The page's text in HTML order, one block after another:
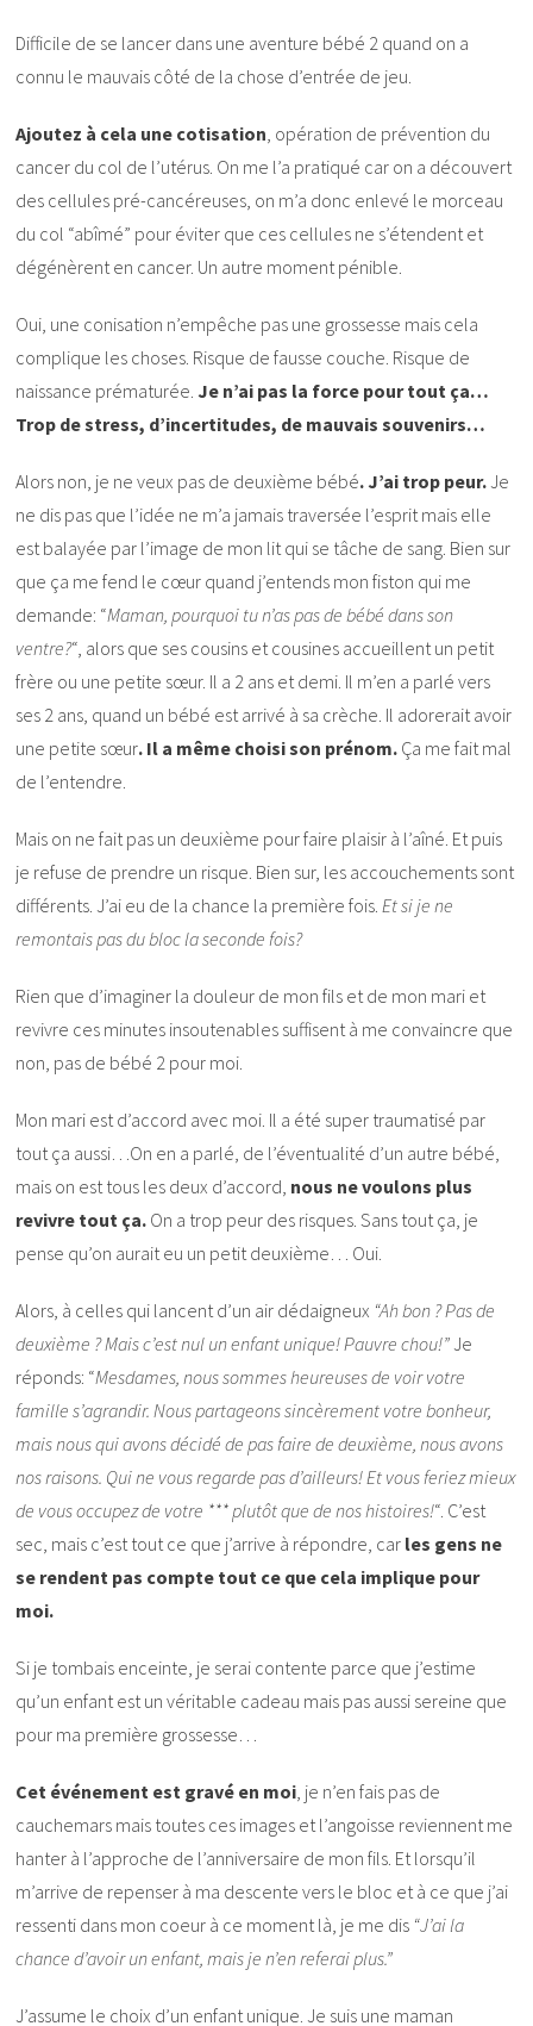
Difficile de se lancer dans une aventure bébé 2 quand on a
connu le mauvais côté de la chose d’entrée de jeu.
Ajoutez à cela une cotisation , opération de prévention du
cancer du col de l’utérus. On me l’a pratiqué car on a découvert
des cellules pré-cancéreuses, on m’a donc enlevé le morceau
du col “abîmé” pour éviter que ces cellules ne s’étendent et
dégénèrent en cancer. Un autre moment pénible.
Oui, une conisation n’empêche pas une grossesse mais cela
complique les choses. Risque de fausse couche. Risque de
naissance prématurée.Je n’ai pas la force pour tout ça…
Trop de stress, d’incertitudes, de mauvais souvenirs…
Alors non, je ne veux pas de deuxième bébé. J’ai trop peur.Je
ne dis pas que l’idée ne m’a jamais traversée l’esprit mais elle
est balayée par l’image de mon lit qui se tâche de sang. Bien sur
que ça me fend le cœur quand j’entends mon fiston qui me
demande: “Maman, pourquoi tu n’as pas de bébé dans son
ventre?“, alors que ses cousins et cousines accueillent un petit
frère ou une petite sœur. Il a 2 ans et demi. Il m’en a parlé vers
ses 2 ans, quand un bébé est arrivé à sa crèche. Il adorerait avoir
une petite sœur. Il a même choisi son prénom. Ça me fait mal
de l’entendre.
Mais on ne fait pas un deuxième pour faire plaisir à l’aîné. Et puis
je refuse de prendre un risque. Bien sur, les accouchements sont
différents. J’ai eu de la chance la première fois. Et si je ne
remontais pas du bloc la seconde fois?
Rien que d’imaginer la douleur de mon fils et de mon mari et
revivre ces minutes insoutenables suffisent à me convaincre que
non, pas de bébé 2 pour moi.
Mon mari est d’accord avec moi. Il a été super traumatisé par
tout ça aussi…On en a parlé, de l’éventualité d’un autre bébé,
mais on est tous les deux d’accord, nous ne voulons plus
revivre tout ça. On a trop peur des risques. Sans tout ça, je
pense qu’on aurait eu un petit deuxième… Oui.
Alors, à celles qui lancent d’un air dédaigneux “Ah bon ? Pas de
deuxième ? Mais c’est nul un enfant unique! Pauvre chou!”Je
réponds: “Mesdames, nous sommes heureuses de voir votre
famille s’agrandir. Nous partageons sincèrement votre bonheur,
mais nous qui avons décidé de pas faire de deuxième, nous avons
nos raisons. Qui ne vous regarde pas d’ailleurs! Et vous feriez mieux
de vous occupez de votre *** plutôt que de nos histoires!“. C’est
sec, mais c’est tout ce que j’arrive à répondre, car les gens ne
se rendent pas compte tout ce que cela implique pour
moi.
Si je tombais enceinte, je serai contente parce que j’estime
qu’un enfant est un véritable cadeau mais pas aussi sereine que
pour ma première grossesse…
Cet événement est gravé en moi , je n’en fais pas de
cauchemars mais toutes ces images et l’angoisse reviennent me
hanter à l’approche de l’anniversaire de mon fils. Et lorsqu’il
m’arrive de repenser à ma descente vers le bloc et à ce que j’ai
ressenti dans mon coeur à ce moment là, je me dis “J’ai la
chance d’avoir un enfant, mais je n’en referai plus.”
J’assume le choix d’un enfant unique. Je suis une maman